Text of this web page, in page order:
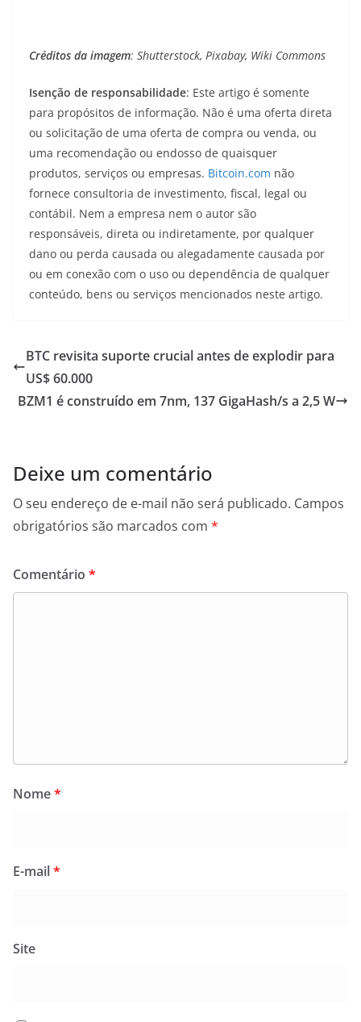
Créditos da imagem: Shutterstock, Pixabay, Wiki Commons
Isenção de responsabilidade: Este artigo é somente
para propósitos de informação. Não é uma oferta direta
ou solicitação de uma oferta de compra ou venda, ou
uma recomendação ou endosso de quaisquer
produtos, serviços ou empresas. Bitcoin.com não
fornece consultoria de investimento, fiscal, legal ou
contábil. Nem a empresa nem o autor são
responsáveis, direta ou indiretamente, por qualquer
dano ou perda causada ou alegadamente causada por
ou em conexão com o uso ou dependência de qualquer
conteúdo, bens ou serviços mencionados neste artigo.
BTC revisita suporte crucial antes de explodir para
US$ 60.000
BZM1 é construído em 7nm, 137 GigaHash/s a 2,5 W
Deixe um comentário
O seu endereço de e-mail não será publicado. Campos
obrigatórios são marcados com *
Comentário *
Nome*
E-mail*
Site